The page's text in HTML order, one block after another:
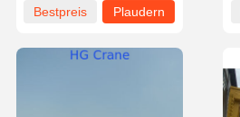
Bestpreis
Plaudern